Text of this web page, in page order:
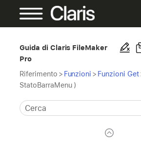
Guida di Claris FileMaker
Pro
Riferimento > Funzioni > Funzioni Get
StatoBarraMenu )